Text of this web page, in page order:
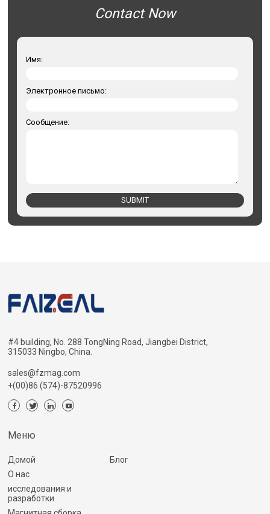
Contact Now
Имя:
Электронное письмо:
Сообщение:
SUBMIT
#4 building, No. 288 TongNing Road, Jiangbei District,
315033 Ningbo, China.
sales@fzmag.com
+(00)86 (574)-87520996
Меню
Домой
О нас
исследования и
разработки
Блог